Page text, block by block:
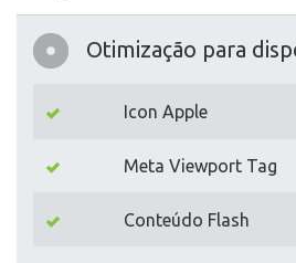
Otimização para
Icon Apple
Meta Viewport Tag
Conteúdo Flash